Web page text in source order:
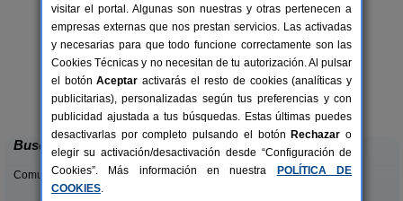
8 pers.
desde60 €
Casa Rural Zaballa
Nanclares de La Oca (Álava)
Buscar
Comunidades:
visitar el portal. Algunas son nuestras y otras pertenecen a
empresas externas que nos prestan servicios. Las activadas
y necesarias para que todo funcione correctamente son las
Cookies Técnicas y no necesitan de tu autorización. Al pulsar
el botónAceptar activarás el resto de cookies (analíticas y
publicitarias), personalizadas según tus preferencias y con
publicidad ajustada a tus búsquedas. Estas últimas puedes
desactivarlas por completo pulsando el botón Rechazar o
elegir su activación/desactivación desde “Configuración de
Cookies”. Más información en nuestra
POLÍTICA DE
COOKIES.